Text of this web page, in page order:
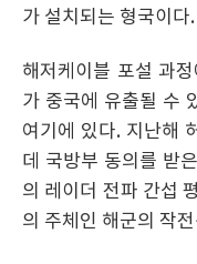
가 설치되는 형국이다.
해저케이블 포설 과
가 중국에 유출될 수
여기에 있다. 지난해
데 국방부 동의를 받
의 레이더 전파 간섭
의 주체인 해군의 작